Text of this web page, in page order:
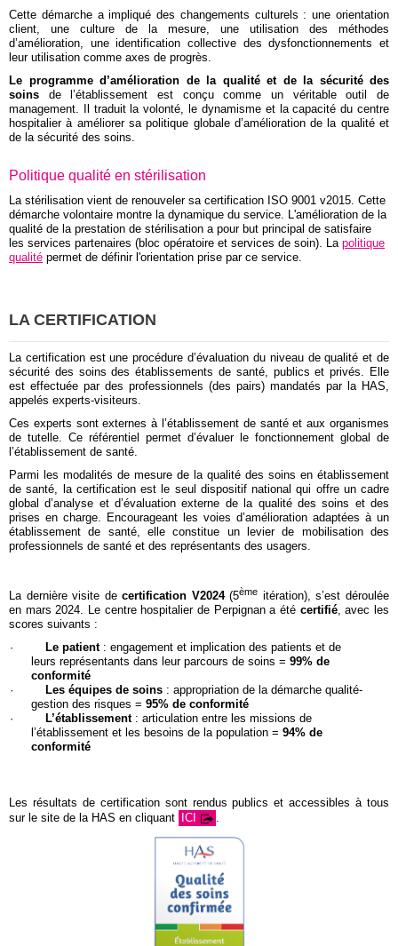
Cette démarche a impliqué des changements culturels : une orientation
client, une culture de la mesure, une utilisation des méthodes
d’amélioration, une identification collective des dysfonctionnements et
leur utilisation comme axes de progrès.
Le programme d’amélioration de la qualité et de la sécurité des
soins de l’établissement est conçu comme un véritable outil de
management. Il traduit la volonté, le dynamisme et la capacité du centre
hospitalier à améliorer sa politique globale d’amélioration de la qualité et
de la sécurité des soins.
Politique qualité en stérilisation
La stérilisation vient de renouveler sa certification ISO 9001 v2015. Cette
démarche volontaire montre la dynamique du service. L'amélioration de la
qualité de la prestation de stérilisation a pour but principal de satisfaire
les services partenaires (bloc opératoire et services de soin). La politique
qualité permet de définir l'orientation prise par ce service.
LA CERTIFICATION
La certification est une procédure d’évaluation du niveau de qualité et de
sécurité des soins des établissements de santé, publics et privés. Elle
est effectuée par des professionnels (des pairs) mandatés par la HAS,
appelés experts-visiteurs.
Ces experts sont externes à l’établissement de santé et aux organismes
de tutelle. Ce référentiel permet d’évaluer le fonctionnement global de
l’établissement de santé.
Parmi les modalités de mesure de la qualité des soins en établissement
de santé, la certification est le seul dispositif national qui offre un cadre
global d’analyse et d’évaluation externe de la qualité des soins et des
prises en charge. Encourageant les voies d’amélioration adaptées à un
établissement de santé, elle constitue un levier de mobilisation des
professionnels de santé et des représentants des usagers.
La dernière visite decertification V2024(5ème itération), s’est déroulée
en mars 2024. Le centre hospitalier de Perpignan a été certifié, avec les
scores suivants :
·
Le patient: engagement et implication des patients et de
leurs représentants dans leur parcours de soins = 99% de
conformité
·
Les équipes de soins : appropriation de la démarche qualité-
gestion des risques = 95% de conformité
·
L’établissement: articulation entre les missions de
l’établissement et les besoins de la population = 94% de
conformité
Les résultats de certification sont rendus publics et accessibles à tous
sur le site de la HAS en cliquant
ICI .